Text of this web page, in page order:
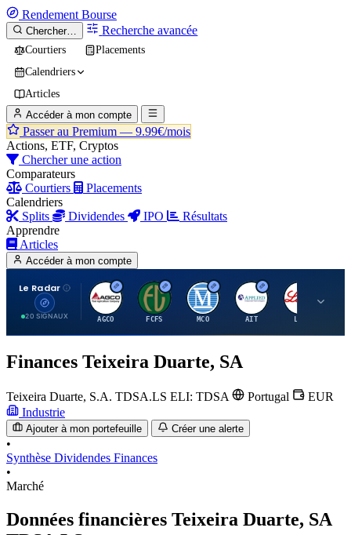
Rendement Bourse
Chercher… Recherche avancée
Courtiers
Placements
Calendriers
Articles
Accéder à mon compte
Passer au Premium — 9.99€/mois
Actions, ETF, Cryptos
Chercher une action
Comparateurs
Courtiers
Placements
Calendriers
Splits
Dividendes IPO
Résultats
Apprendre
Articles
Accéder à mon compte
Le Radar
20 SIGNAUX
A
AGCO
F
FCFS
M
MCO
A
AIT
Finances Teixeira Duarte, SA
Teixeira Duarte, S.A. TDSA.LS ELI: TDSA Portugal
EUR
Industrie
Ajouter à mon portefeuille Créer une alerte
•
Synthèse Dividendes Finances
•
Marché
Données financières Teixeira Duarte, SA